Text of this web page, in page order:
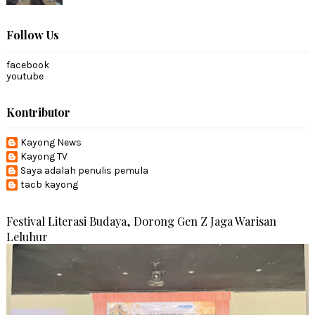
Follow Us
facebook
youtube
Kontributor
Kayong News
Kayong TV
Saya adalah penulis pemula
tacb kayong
Festival Literasi Budaya, Dorong Gen Z Jaga Warisan
Leluhur